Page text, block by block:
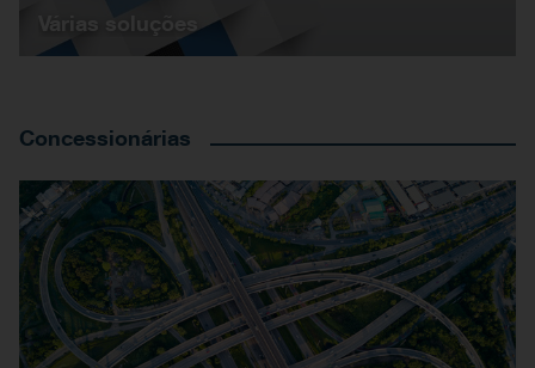
Várias soluções
Concessionárias